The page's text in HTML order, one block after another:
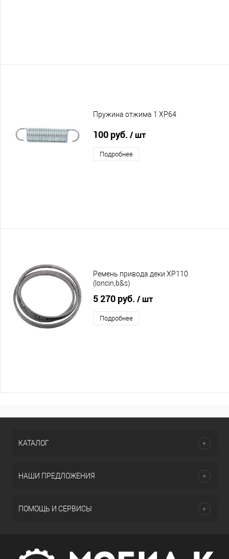
Пружина отжима 1 XP64
100 руб. / шт
Подробнее
Ремень привода деки XP110
(loncin,b&s)
5 270 руб. / шт
Подробнее
КАТАЛОГ
НАШИ ПРЕДЛОЖЕНИЯ
ПОМОЩЬ И СЕРВИСЫ